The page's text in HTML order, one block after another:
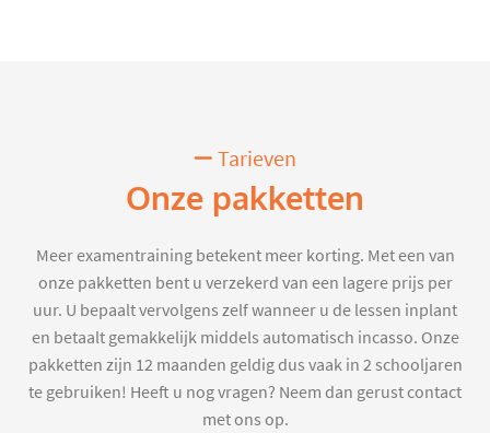
Tarieven
Onze pakketten
Meer examentraining betekent meer korting. Met een van
onze pakketten bent u verzekerd van een lagere prijs per
uur. U bepaalt vervolgens zelf wanneer u de lessen inplant
en betaalt gemakkelijk middels automatisch incasso. Onze
pakketten zijn 12 maanden geldig dus vaak in 2 schooljaren
te gebruiken! Heeft u nog vragen? Neem dan gerust contact
met ons op.